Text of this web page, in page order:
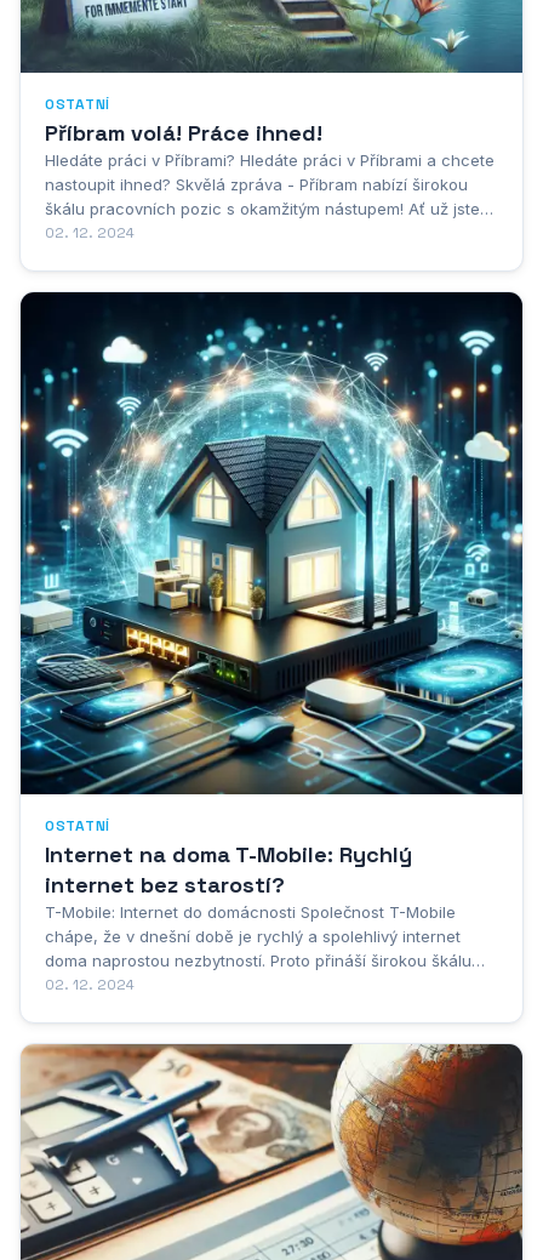
OSTATNÍ
Příbram volá! Práce ihned!
Hledáte práci v Příbrami? Hledáte práci v Příbrami a chcete
nastoupit ihned? Skvělá zpráva - Příbram nabízí širokou
škálu pracovních pozic s okamžitým nástupem! Ať už jste
zkušený profesionál nebo teprve začínáte svou kariéru, v
02. 12. 2024
OSTATNÍ
Internet na doma T-Mobile: Rychlý
internet bez starostí?
T-Mobile: Internet do domácnosti Společnost T-Mobile
chápe, že v dnešní době je rychlý a spolehlivý internet
doma naprostou nezbytností. Proto přináší širokou škálu
internetových řešení pro domácnosti, ať už jde o rodinu,
02. 12. 2024